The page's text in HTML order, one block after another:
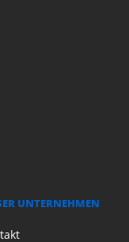
UNTERNEHMEN